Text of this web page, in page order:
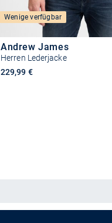
Wenige verfügbar
Andrew James
Herren Lederjacke
229,99 €